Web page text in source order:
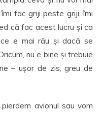
fac griji peste griji, îmi
că fac acest lucru și ca
e mai rău și dacă se
nu e bine și trebuie
– ușor de zis, greu de
avionul sau vom